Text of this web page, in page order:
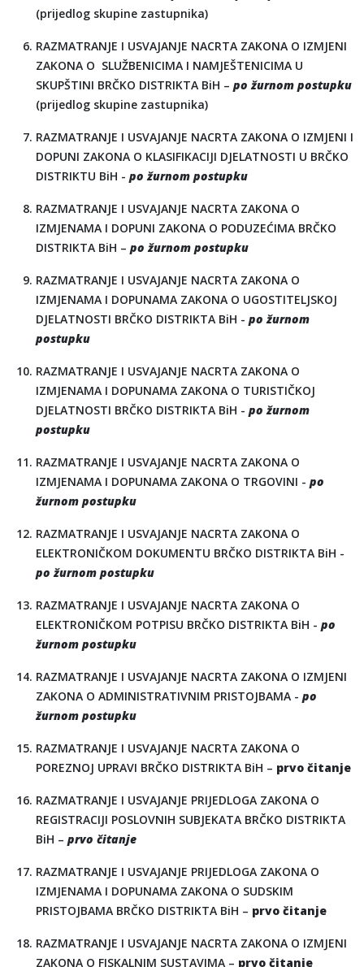
(prijedlog skupine zastupnika)
RAZMATRANJE I USVAJANJE NACRTA ZAKONA O IZMJENI
ZAKONA O SLUŽBENICIMA I NAMJEŠTENICIMA U
SKUPŠTINI BRČKO DISTRIKTA BiH – po žurnom postupku
(prijedlog skupine zastupnika)
RAZMATRANJE I USVAJANJE NACRTA ZAKONA O IZMJENI I
DOPUNI ZAKONA O KLASIFIKACIJI DJELATNOSTI U BRČKO
DISTRIKTU BiH - po žurnom postupku
RAZMATRANJE I USVAJANJE NACRTA ZAKONA O
IZMJENAMA I DOPUNI ZAKONA O PODUZEĆIMA BRČKO
DISTRIKTA BiH – po žurnom postupku
RAZMATRANJE I USVAJANJE NACRTA ZAKONA O
IZMJENAMA I DOPUNAMA ZAKONA O UGOSTITELJSKOJ
DJELATNOSTI BRČKO DISTRIKTA BiH - po žurnom
postupku
RAZMATRANJE I USVAJANJE NACRTA ZAKONA O
IZMJENAMA I DOPUNAMA ZAKONA O TURISTIČKOJ
DJELATNOSTI BRČKO DISTRIKTA BiH - po žurnom
postupku
RAZMATRANJE I USVAJANJE NACRTA ZAKONA O
IZMJENAMA I DOPUNAMA ZAKONA O TRGOVINI - po
žurnom postupku
RAZMATRANJE I USVAJANJE NACRTA ZAKONA O
ELEKTRONIČKOM DOKUMENTU BRČKO DISTRIKTA BiH -
po žurnom postupku
RAZMATRANJE I USVAJANJE NACRTA ZAKONA O
ELEKTRONIČKOM POTPISU BRČKO DISTRIKTA BiH - po
žurnom postupku
RAZMATRANJE I USVAJANJE NACRTA ZAKONA O IZMJENI
ZAKONA O ADMINISTRATIVNIM PRISTOJBAMA - po
žurnom postupku
RAZMATRANJE I USVAJANJE NACRTA ZAKONA O
POREZNOJ UPRAVI BRČKO DISTRIKTA BiH – prvo čitanje
RAZMATRANJE I USVAJANJE PRIJEDLOGA ZAKONA O
REGISTRACIJI POSLOVNIH SUBJEKATA BRČKO DISTRIKTA
BiH – prvo čitanje
RAZMATRANJE I USVAJANJE PRIJEDLOGA ZAKONA O
IZMJENAMA I DOPUNAMA ZAKONA O SUDSKIM
PRISTOJBAMA BRČKO DISTRIKTA BiH – prvo čitanje
RAZMATRANJE I USVAJANJE NACRTA ZAKONA O IZMJENI
ZAKONA O FISKALNIM SUSTAVIMA – prvo čitanje